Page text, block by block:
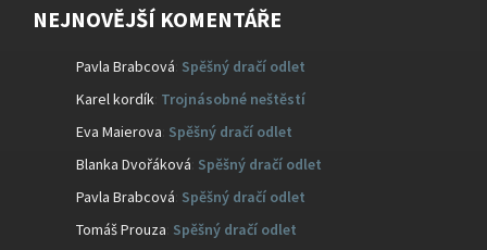
NEJNOVĚJŠÍ KOMENTÁŘE
Pavla Brabcová Spěšný dračí odlet
Karel kordík Trojnásobné neštěstí
Eva Maierova Spěšný dračí odlet
Blanka Dvořáková Spěšný dračí odlet
Pavla Brabcová Spěšný dračí odlet
Tomáš Prouza Spěšný dračí odlet